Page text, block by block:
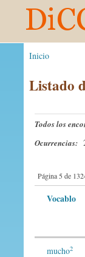
Inicio
Listado
Todos los
Ocurrencias:
Página 5 de
Vocablo
mucho2